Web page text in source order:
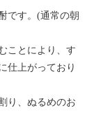
です。(通常の朝
ことにより、す
仕上がっており
り、ぬるめのお